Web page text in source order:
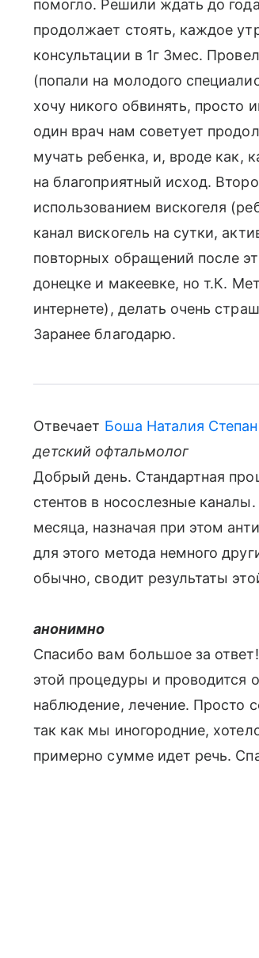
помогло. Решили ждать до
продолжает стоять, каждое
консультации в 1г 3мес.
(попали на молодого
хочу никого обвинять, просто
один врач нам советует
мучать ребенка, и, вроде
на благоприятный исход.
использованием вискогеля
канал вискогель на сутки,
повторных обращений после
донецке и макеевке, но т.К.
интернете), делать очень
Заранее благодарю.
Отвечает Боша Наталия
детский офтальмолог
Добрый день. Стандартная
стентов в носослезные
месяца, назначая при этом
для этого метода немного
обычно, сводит результаты
анонимно
Спасибо вам большое за
этой процедуры и проводится
наблюдение, лечение. Просто
так как мы иногородние,
примерно сумме идет речь.